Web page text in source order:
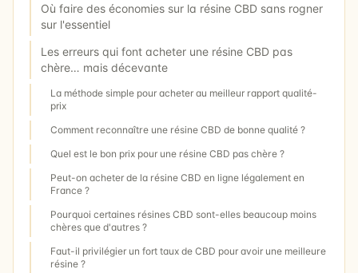
Où faire des économies sur la résine CBD sans rogner
sur l'essentiel
Les erreurs qui font acheter une résine CBD pas
chère… mais décevante
La méthode simple pour acheter au meilleur rapport qualité-
prix
Comment reconnaître une résine CBD de bonne qualité ?
Quel est le bon prix pour une résine CBD pas chère ?
Peut-on acheter de la résine CBD en ligne légalement en
France ?
Pourquoi certaines résines CBD sont-elles beaucoup moins
chères que d'autres ?
Faut-il privilégier un fort taux de CBD pour avoir une meilleure
résine ?